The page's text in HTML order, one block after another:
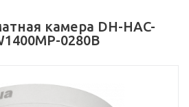
камера DH-HAC-
0280B